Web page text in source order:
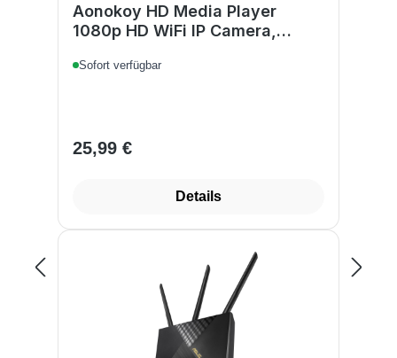
Aonokoy HD Media Player
1080p HD WiFi IP Camera,
Way Audio Home Security Baby
Sofort verfügbar
Regulärer Preis:
25,99 €
Details